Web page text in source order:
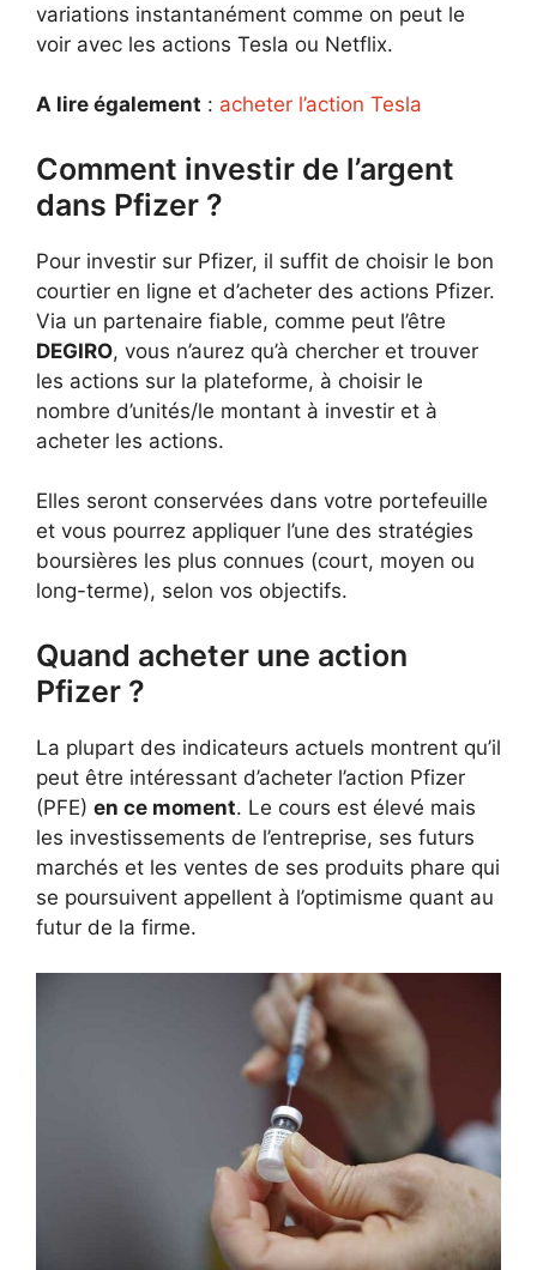
variations instantanément comme on peut le
voir avec les actions Tesla ou Netflix.
A lire également : acheter l’action Tesla
Comment investir de l’argent
dans Pfizer ?
Pour investir sur Pfizer, il suffit de choisir le bon
courtier en ligne et d’acheter des actions Pfizer.
Via un partenaire fiable, comme peut l’être
DEGIRO, vous n’aurez qu’à chercher et trouver
les actions sur la plateforme, à choisir le
nombre d’unités/le montant à investir et à
acheter les actions.
Elles seront conservées dans votre portefeuille
et vous pourrez appliquer l’une des stratégies
boursières les plus connues (court, moyen ou
long-terme), selon vos objectifs.
Quand acheter une action
Pfizer ?
La plupart des indicateurs actuels montrent qu’il
peut être intéressant d’acheter l’action Pfizer
(PFE) en ce moment. Le cours est élevé mais
les investissements de l’entreprise, ses futurs
marchés et les ventes de ses produits phare qui
se poursuivent appellent à l’optimisme quant au
futur de la firme.